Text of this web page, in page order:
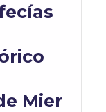
Mier